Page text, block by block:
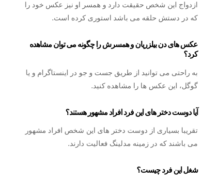
ازدواج این شخص حقیقت دارد و همسر او نیز عکس خود را
که در دستش حلقه می باشد استوری کرده است.
عکس های دن بیلزریان و همسرش را چگونه می توان مشاهده
کرد؟
به راحتی می توانید از طریق جست و جو در اینستاگرام و یا
گوگل، این عکس ها را مشاهده کنید.
آیا دوست دختر های این فرد افراد مشهور هستند؟
تقریبا بسیاری از دوست دختر های این شخص افراد مشهور
می باشند که در زمینه مدلینگ فعالیت دارند.
شغل این فرد چیست؟